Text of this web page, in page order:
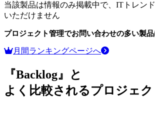
当該製品は情報のみ掲載中で、ITトレン
いただけません
プロジェクト管理でお問い合わせの多い製品
月間ランキングページへ
『Backlog』と
よく比較されるプロジェ